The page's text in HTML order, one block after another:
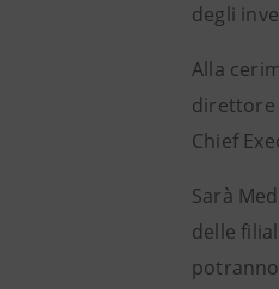
degli
Alla
direttore
Chief
Sarà
delle